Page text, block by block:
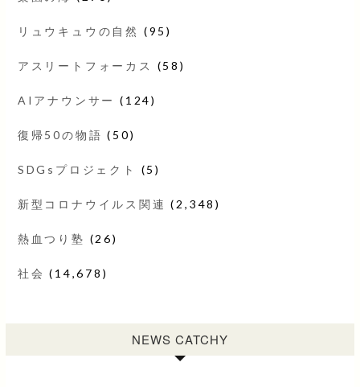
リュウキュウの自然 (95)
アスリートフォーカス (58)
AIアナウンサー (124)
復帰50の物語 (50)
SDGsプロジェクト (5)
新型コロナウイルス関連 (2,348)
熱血つり塾 (26)
社会 (14,678)
NEWS CATCHY